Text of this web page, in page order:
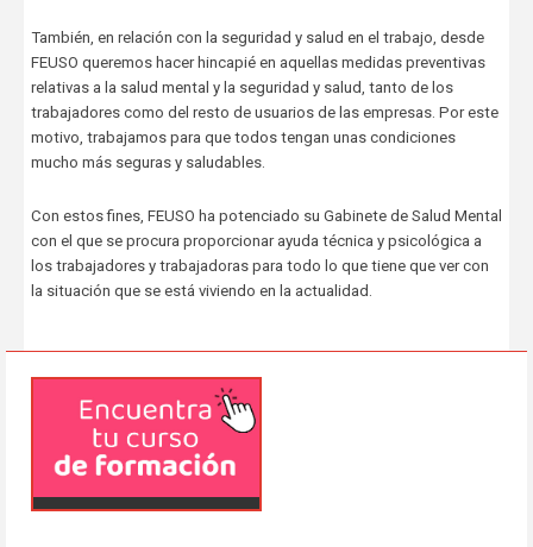
También, en relación con la seguridad y salud en el trabajo, desde
FEUSO queremos hacer hincapié en aquellas medidas preventivas
relativas a la salud mental y la seguridad y salud, tanto de los
trabajadores como del resto de usuarios de las empresas. Por este
motivo, trabajamos para que todos tengan unas condiciones
mucho más seguras y saludables.
Con estos fines, FEUSO ha potenciado su Gabinete de Salud Mental
con el que se procura proporcionar ayuda técnica y psicológica a
los trabajadores y trabajadoras para todo lo que tiene que ver con
la situación que se está viviendo en la actualidad.